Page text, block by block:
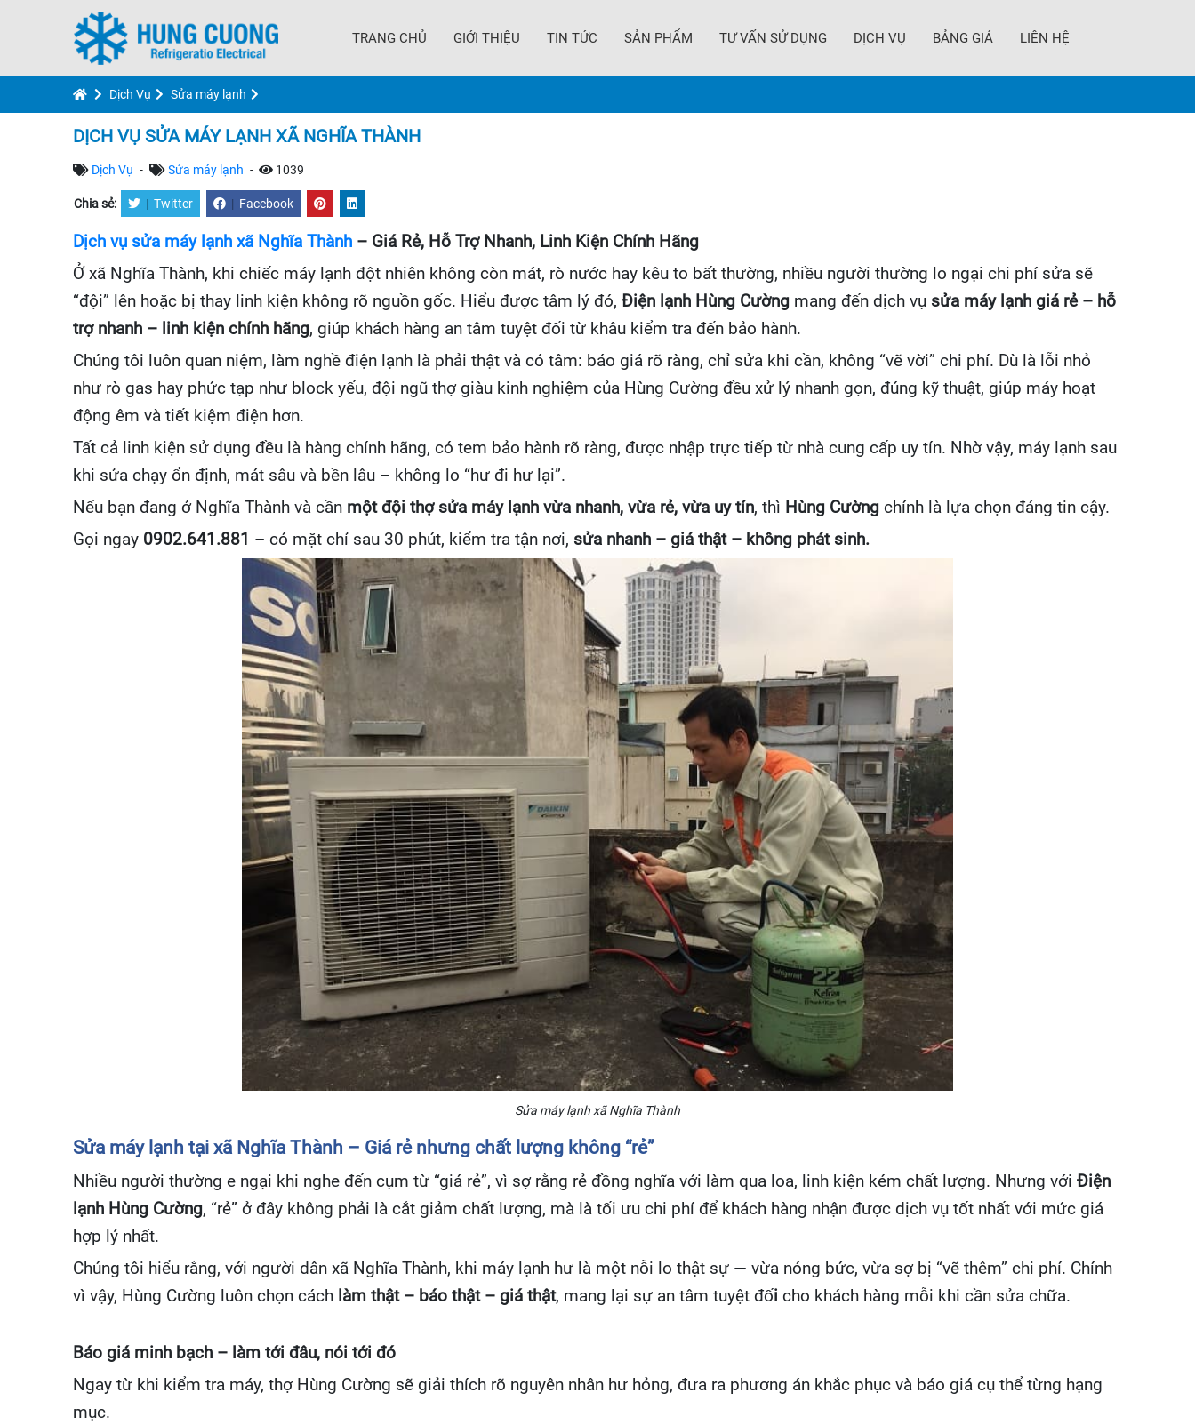
TRANG CHỦ GIỚI THIỆU TIN TỨC SẢN PHẨM TƯ VẤN SỬ DỤNG DỊCH VỤ BẢNG GIÁ LIÊN HỆ
Dịch Vụ Sửa máy lạnh
DỊCH VỤ SỬA MÁY LẠNH XÃ NGHĨA THÀNH
Dịch Vụ - Sửa máy lạnh - 1039
Chia sẻ: | Twitter | Facebook
Dịch vụ sửa máy lạnh xã Nghĩa Thành – Giá Rẻ, Hỗ Trợ Nhanh, Linh Kiện Chính Hãng
Ở xã Nghĩa Thành, khi chiếc máy lạnh đột nhiên không còn mát, rò nước hay kêu to bất thường, nhiều người thường lo ngại chi phí sửa sẽ
“đội” lên hoặc bị thay linh kiện không rõ nguồn gốc. Hiểu được tâm lý đó, Điện lạnh Hùng Cường mang đến dịch vụ sửa máy lạnh giá rẻ – hỗ
trợ nhanh – linh kiện chính hãng, giúp khách hàng an tâm tuyệt đối từ khâu kiểm tra đến bảo hành.
Chúng tôi luôn quan niệm, làm nghề điện lạnh là phải thật và có tâm: báo giá rõ ràng, chỉ sửa khi cần, không “vẽ vời” chi phí. Dù là lỗi nhỏ
như rò gas hay phức tạp như block yếu, đội ngũ thợ giàu kinh nghiệm của Hùng Cường đều xử lý nhanh gọn, đúng kỹ thuật, giúp máy hoạt
động êm và tiết kiệm điện hơn.
Tất cả linh kiện sử dụng đều là hàng chính hãng, có tem bảo hành rõ ràng, được nhập trực tiếp từ nhà cung cấp uy tín. Nhờ vậy, máy lạnh sau
khi sửa chạy ổn định, mát sâu và bền lâu – không lo “hư đi hư lại”.
Nếu bạn đang ở Nghĩa Thành và cần một đội thợ sửa máy lạnh vừa nhanh, vừa rẻ, vừa uy tín, thì Hùng Cường chính là lựa chọn đáng tin cậy.
Gọi ngay 0902.641.881 – có mặt chỉ sau 30 phút, kiểm tra tận nơi, sửa nhanh – giá thật – không phát sinh.
Sửa máy lạnh xã Nghĩa Thành
Sửa máy lạnh tại xã Nghĩa Thành – Giá rẻ nhưng chất lượng không “rẻ”
Nhiều người thường e ngại khi nghe đến cụm từ “giá rẻ”, vì sợ rằng rẻ đồng nghĩa với làm qua loa, linh kiện kém chất lượng. Nhưng với Điện
lạnh Hùng Cường, “rẻ” ở đây không phải là cắt giảm chất lượng, mà là tối ưu chi phí để khách hàng nhận được dịch vụ tốt nhất với mức giá
hợp lý nhất.
Chúng tôi hiểu rằng, với người dân xã Nghĩa Thành, khi máy lạnh hư là một nỗi lo thật sự — vừa nóng bức, vừa sợ bị “vẽ thêm” chi phí. Chính
vì vậy, Hùng Cường luôn chọn cách làm thật – báo thật – giá thật, mang lại sự an tâm tuyệt đối cho khách hàng mỗi khi cần sửa chữa.
Báo giá minh bạch – làm tới đâu, nói tới đó
Ngay từ khi kiểm tra máy, thợ Hùng Cường sẽ giải thích rõ nguyên nhân hư hỏng, đưa ra phương án khắc phục và báo giá cụ thể từng hạng
mục.